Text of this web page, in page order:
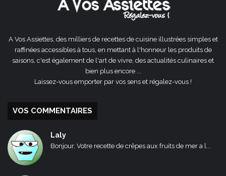
A Vos Assiettes, des milliers de recettes de cuisine illustrées simples et
raffinées accessibles à tous, en mettant à l'honneur les produits de
saisons, c'est également de l'art de vivre, des actualités culinaires et
bien plus encore ...
Laissez-vous emporter par vos sens et régalez-vous !
VOS COMMENTAIRES
Laly
Bonjour, Votre recette de crêpes aux fruits de mer a l...